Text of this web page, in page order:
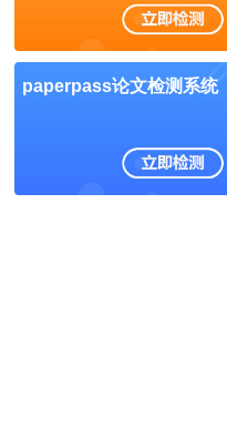
paperpass论文检测系统